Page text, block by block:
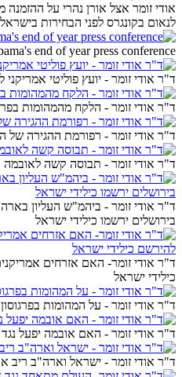
אודי זומר אצל אורן נהרי על
לנאום בקונגרס לפני הבחירות בישראל
end of year press conference
ד"ר אודי זומר - יועץ פוליטי אמריקני
ד"ר אודי זומר - הלקח מהמהומות
ד"ר אודי זומר - רפורמת ההגירה של
ד"ר אודי זומר - תבוסה קשה
ד"ר אודי זומר - ביהמ"ש העליון
בירושלים ירשמו כילידי ישראל
ד"ר אודי זומר- האם אזרחים
כילידי ישראל
ד"ר אודי זומר - על המהומות
ד"ר אודי זומר - האם אובמה יפעל
ד"ר אודי זומר - ישראל וארה"ב ריב